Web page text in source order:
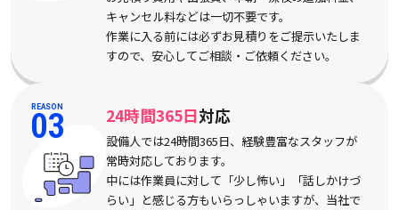
キャンセル料などは一切不要です。
作業に入る前には必ずお見積りをご提示いたしま
すので、安心してご相談・ご依頼ください。
REASON
03 24時間365日対応
設備人では24時間365日、経験豊富なスタッフが
常時対応しております。
中には作業員に対して「少し怖い」「話しかけづ
らい」と感じる方もいらっしゃいますが、当社で